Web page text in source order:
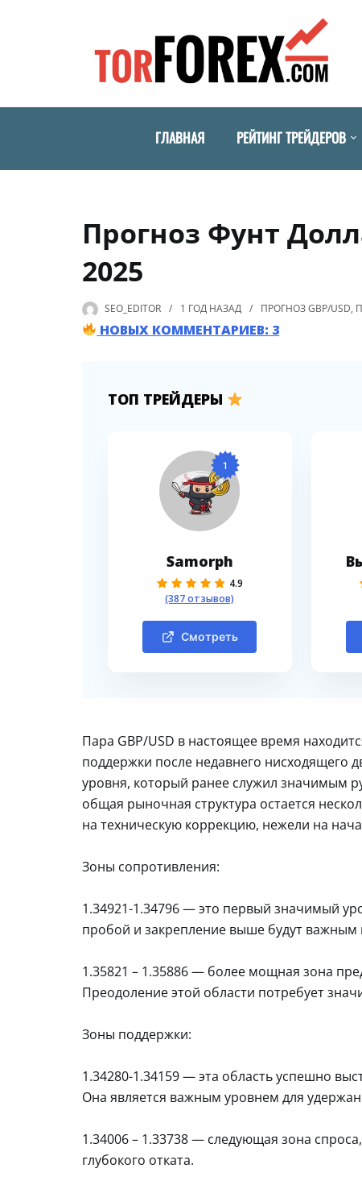
ГЛАВНАЯ РЕЙТИНГ ТРЕЙДЕРОВ
Прогноз Фунт
2025
SEO_EDITOR 1 ГОД НАЗАД ПРОГНОЗ GBP/USD,
НОВЫХ КОММЕНТАРИЕВ: 3
ТОП ТРЕЙДЕРЫ
1
Samorph
4.9
(387 отзывов)
Смотреть
Пара GBP/USD в настоящее время
поддержки после недавнего нисходящего
уровня, который ранее служил значимым
общая рыночная структура остается
на техническую коррекцию, нежели на
Зоны сопротивления:
1.34921-1.34796 — это первый значимый
пробой и закрепление выше будут
1.35821 – 1.35886 — более мощная зона
Преодоление этой области потребует
Зоны поддержки:
1.34280-1.34159 — эта область успешно
Она является важным уровнем для
1.34006 – 1.33738 — следующая зона
глубокого отката.